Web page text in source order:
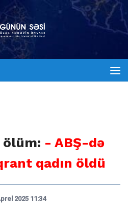
ölüm: - ABŞ-də
qadın öldü
2025 11:34